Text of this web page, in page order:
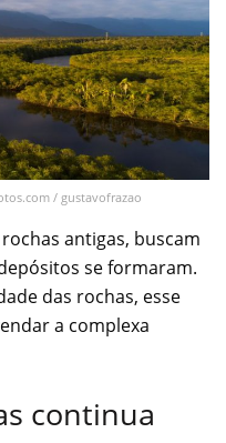
/ gustavofrazao
antigas, buscam
se formaram.
das rochas, esse
a complexa
continua